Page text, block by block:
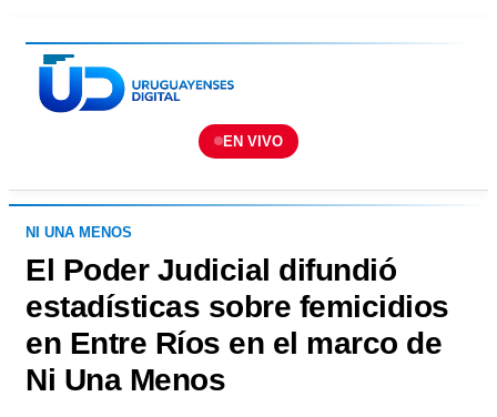
EN VIVO
NI UNA MENOS
El Poder Judicial difundió
estadísticas sobre femicidios
en Entre Ríos en el marco de
Ni Una Menos